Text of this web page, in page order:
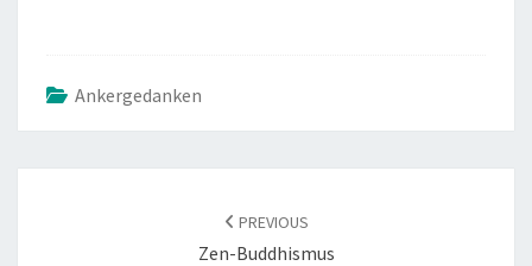
Ankergedanken
PREVIOUS
Zen-Buddhismus